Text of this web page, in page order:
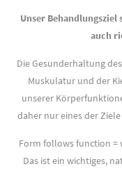
Unser Behandlungsziel
auch
Die Gesunderhaltung
Muskulatur und der
unserer
daher nur eines der
Form follows function =
Das ist ein wichtiges,